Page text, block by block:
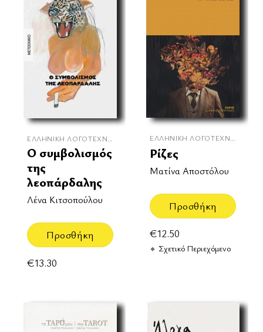
ΕΛΛΗΝΙΚΉ ΛΟΓΟΤΕΧΝΊΑ
Ο συμβολισμός
της
λεοπάρδαλης
Λένα Κιτσοπούλου
Προσθήκη
€13.30
ΕΛΛΗΝΙΚΉ ΛΟΓΟΤΕΧΝΊΑ
Ρίζες
Ματίνα Αποστόλου
Προσθήκη
€12.50
Σχετικό Περιεχόμενο